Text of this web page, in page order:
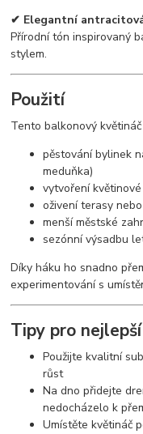
✔ Elegantní
Přírodní tón inspirovaný
stylem.
Použití
Tento balkonový
pěstování bylinek
meduňka)
vytvoření
oživení terasy
menší městské
sezónní výsadbu
Díky háku ho snadno
experimentování s
Tipy pro
Použijte kvalitní
růst
Na dno přidejte
nedocházelo k
Umístěte květináč